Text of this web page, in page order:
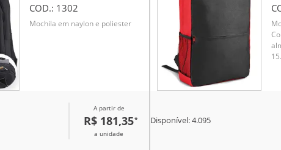
COD.: 1302
Mochila em naylon e poliester
A partir de
R$ 181,35*
a unidade
Disponível:4.095